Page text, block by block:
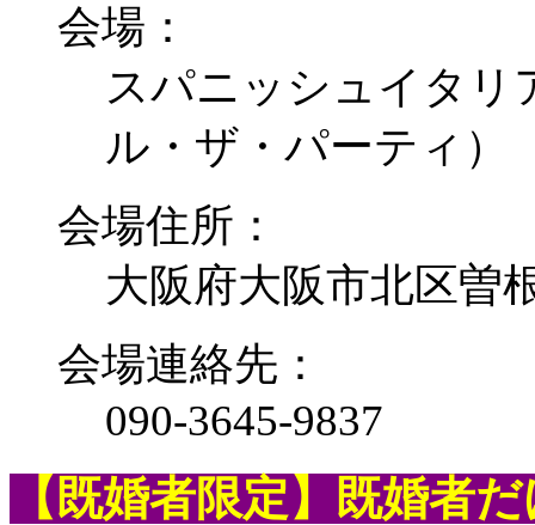
会場：
スパニッシュイタリ
ル・ザ・パーティ）
会場住所：
大阪府大阪市北区曽
会場連絡先：
090-3645-9837
【既婚者限定】既婚者